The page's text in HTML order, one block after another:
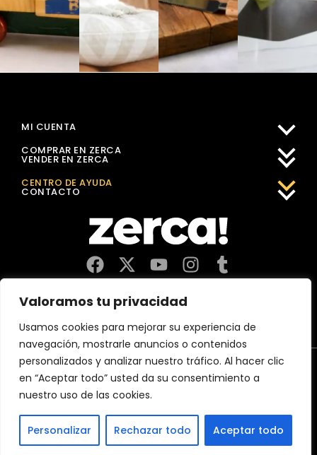
Valoramos tu privacidad
Usamos cookies para mejorar su experiencia de
navegación, mostrarle anuncios o contenidos
personalizados y analizar nuestro tráfico. Al hacer clic
en “Aceptar todo” usted da su consentimiento a
nuestro uso de las cookies.
Personalizar Rechazar todo Aceptar todo
Comercios, productores y distribuidores locales. Pagan
impuestos aquí, y dinamizan economía y empleo en tu
MI CUENTA
COMPRAR EN ZERCA
VENDER EN ZERCA
CENTRO DE AYUDA
CONTACTO
Aviso LegalPolítica de Privacidad
Política de Cookies
CERTIFICACIÓN 2026 MejorServicio.es
EspañaFranceÖsterreichDeutschland BelgiumItaliaPortugal